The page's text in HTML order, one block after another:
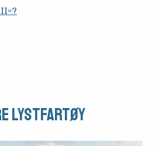
Lystfartøy